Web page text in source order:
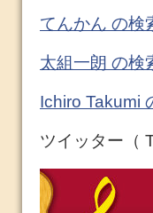
てんかん の検
太組一朗 の検
Ichiro Takumi
ツイッター（